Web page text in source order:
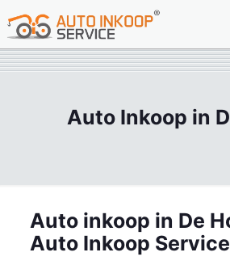
Auto Inkoop in
Auto inkoop in De
Auto Inkoop Service